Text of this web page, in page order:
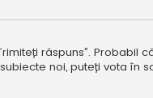
răspuns”. Probabil
noi, puteți vota în